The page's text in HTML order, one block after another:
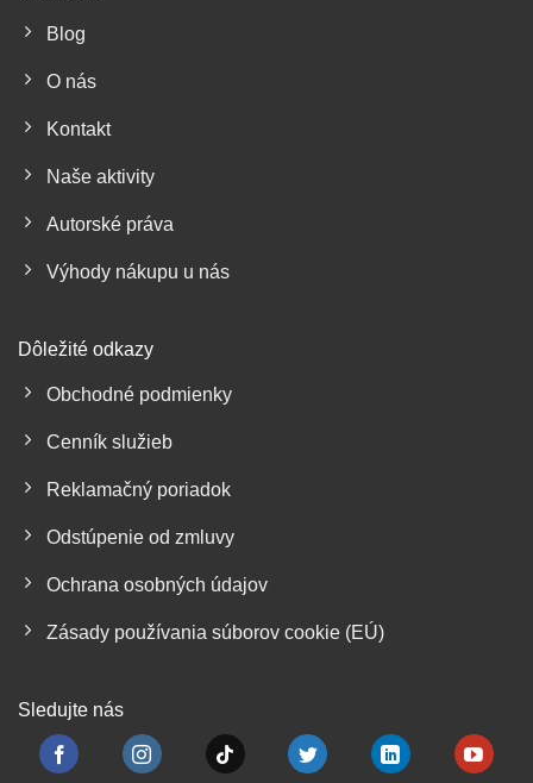
Blog
O nás
Kontakt
Naše aktivity
Autorské práva
Výhody nákupu u nás
Dôležité odkazy
Obchodné podmienky
Cenník služieb
Reklamačný poriadok
Odstúpenie od zmluvy
Ochrana osobných údajov
Zásady používania súborov cookie (EÚ)
Sledujte nás